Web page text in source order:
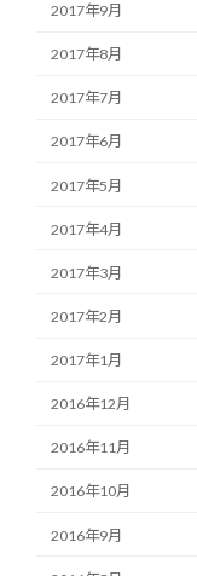
2017年9月
2017年8月
2017年7月
2017年6月
2017年5月
2017年4月
2017年3月
2017年2月
2017年1月
2016年12月
2016年11月
2016年10月
2016年9月